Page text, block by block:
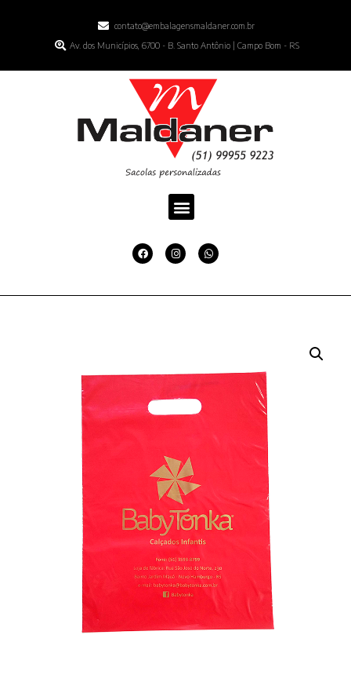
contato@embalagensmaldaner.com.br
Av. dos Municípios, 6700 - B. Santo Antônio | Campo Bom - RS